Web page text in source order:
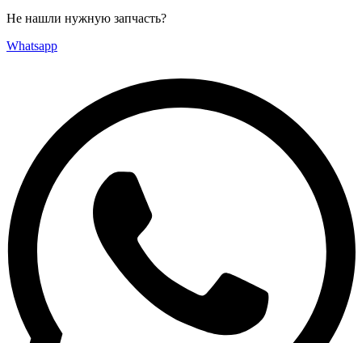
Не нашли нужную запчасть?
Whatsapp